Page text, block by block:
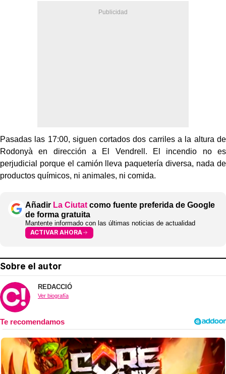
Pasadas las 17:00, siguen cortados dos carriles a la altura de
Rodonyà en dirección a El Vendrell. El incendio no es
perjudicial porque el camión lleva paquetería diversa, nada de
productos químicos, ni animales, ni comida.
Añadir La Ciutat como fuente preferida de Google
de forma gratuita
Mantente informado con las últimas noticias de actualidad
ACTIVAR AHORA
Sobre el autor
REDACCIÓ
Ver biografía